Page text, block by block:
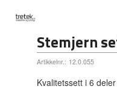
Stemjern
Artikkelnr.: 12.0.055
Kvalitetssett i 6